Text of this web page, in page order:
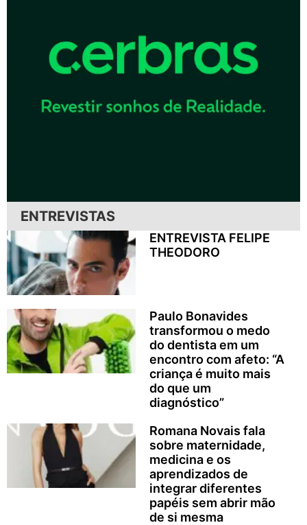
ENTREVISTAS
ENTREVISTA FELIPE
THEODORO
Paulo Bonavides
transformou o medo
do dentista em um
encontro com afeto: “A
criança é muito mais
do que um
diagnóstico”
Romana Novais fala
sobre maternidade,
medicina e os
aprendizados de
integrar diferentes
papéis sem abrir mão
de si mesma